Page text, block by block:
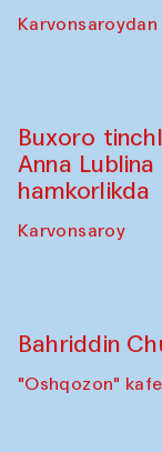
Buxoro
Anna
hamkorlikda
Karvonsaroy
Bahriddin
"Oshqozon"